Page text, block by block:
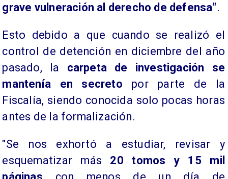
grave vulneración al derecho de defensa".
Esto debido a que cuando se realizó el
control de detención en diciembre del año
pasado, la carpeta de investigación se
mantenía en secreto por parte de la
Fiscalía, siendo conocida solo pocas horas
antes de la formalización.
​"Se nos exhortó a estudiar, revisar y
esquematizar más 20 tomos y 15 mil